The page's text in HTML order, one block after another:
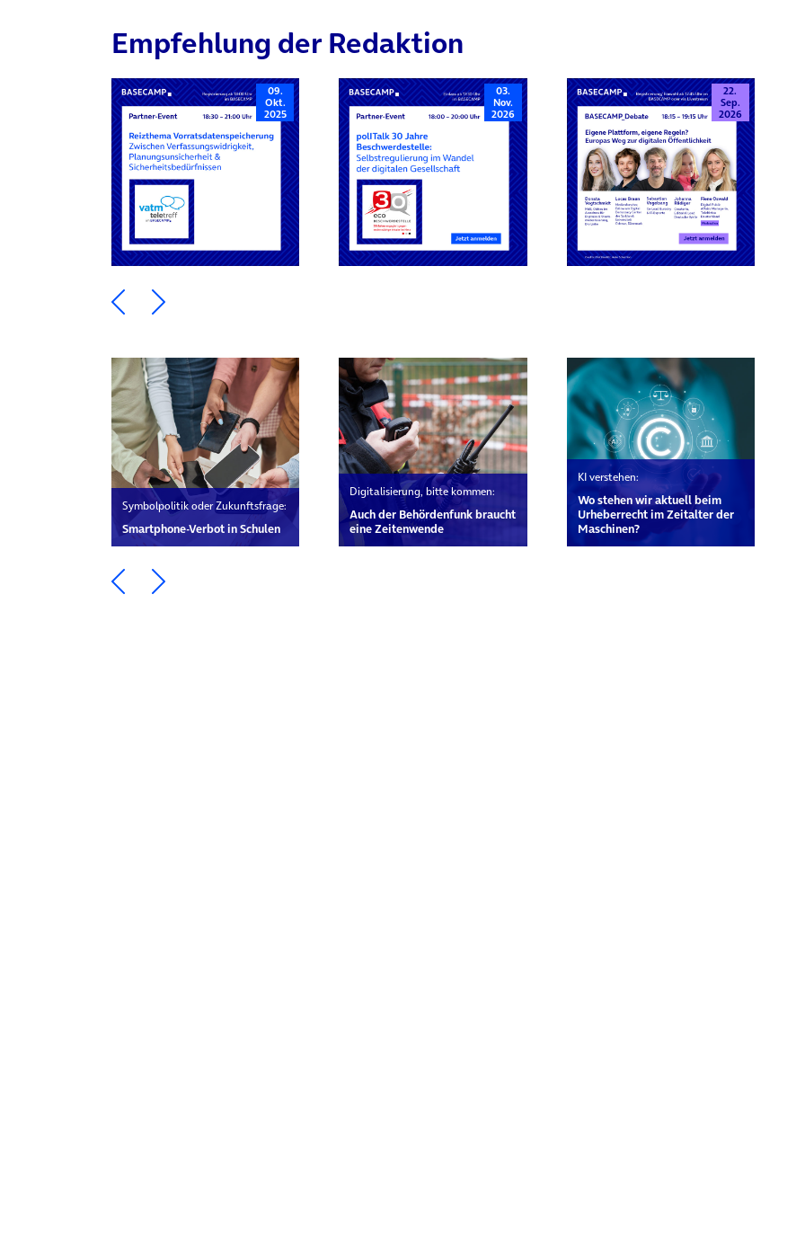
Empfehlung der Redaktion
09.
Okt.
2025
03.
Nov.
2026
22.
Sep.
2026
Ein Element zurück blättern
Ein Element weiter blättern
Symbolpolitik oder Zukunftsfrage:
Smartphone-Verbot in Schulen
Digitalisierung, bitte kommen:
Auch der Behördenfunk braucht
eine Zeitenwende
KI verstehen:
Wo stehen wir aktuell beim
Urheberrecht im Zeitalter der
Maschinen?
Ein Element zurück blättern
Ein Element weiter blättern